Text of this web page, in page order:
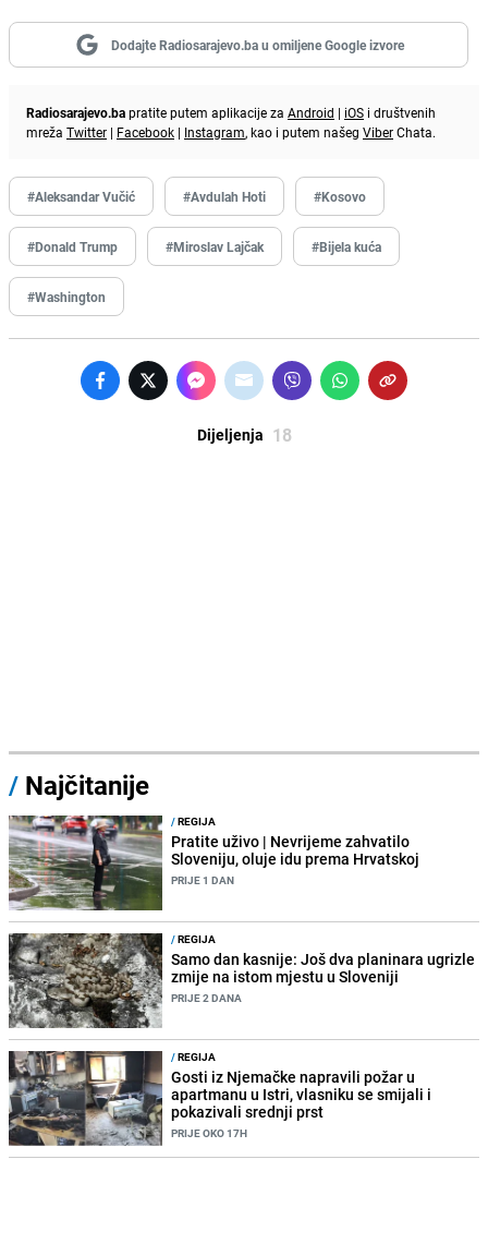
Dodajte Radiosarajevo.ba u omiljene Google izvore
Radiosarajevo.bapratite putem aplikacije za Android | iOS i društvenih
mreža Twitter | Facebook | Instagram, kao i putem našeg ViberChata.
#Aleksandar Vučić #Avdulah Hoti #Kosovo
#Donald Trump #Miroslav Lajčak #Bijela kuća
#Washington
Dijeljenja 18
/ Najčitanije
/REGIJA
Pratite uživo | Nevrijeme zahvatilo
Sloveniju, oluje idu prema Hrvatskoj
PRIJE 1 DAN
/REGIJA
Samo dan kasnije: Još dva planinara ugrizle
zmije na istom mjestu u Sloveniji
PRIJE 2 DANA
/REGIJA
Gosti iz Njemačke napravili požar u
apartmanu u Istri, vlasniku se smijali i
pokazivali srednji prst
PRIJE OKO 17H